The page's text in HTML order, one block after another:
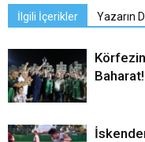
İlgili İçerikler Yazarın
Baharat!